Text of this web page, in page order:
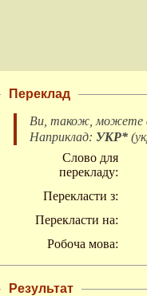
Переклад
Ви, також, можете
Наприклад: УКР* (
Слово для
перекладу:
Перекласти з:
Перекласти на:
Робоча мова:
Результат